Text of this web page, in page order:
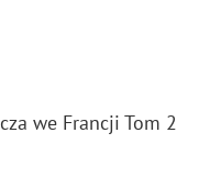
we Francji Tom 2